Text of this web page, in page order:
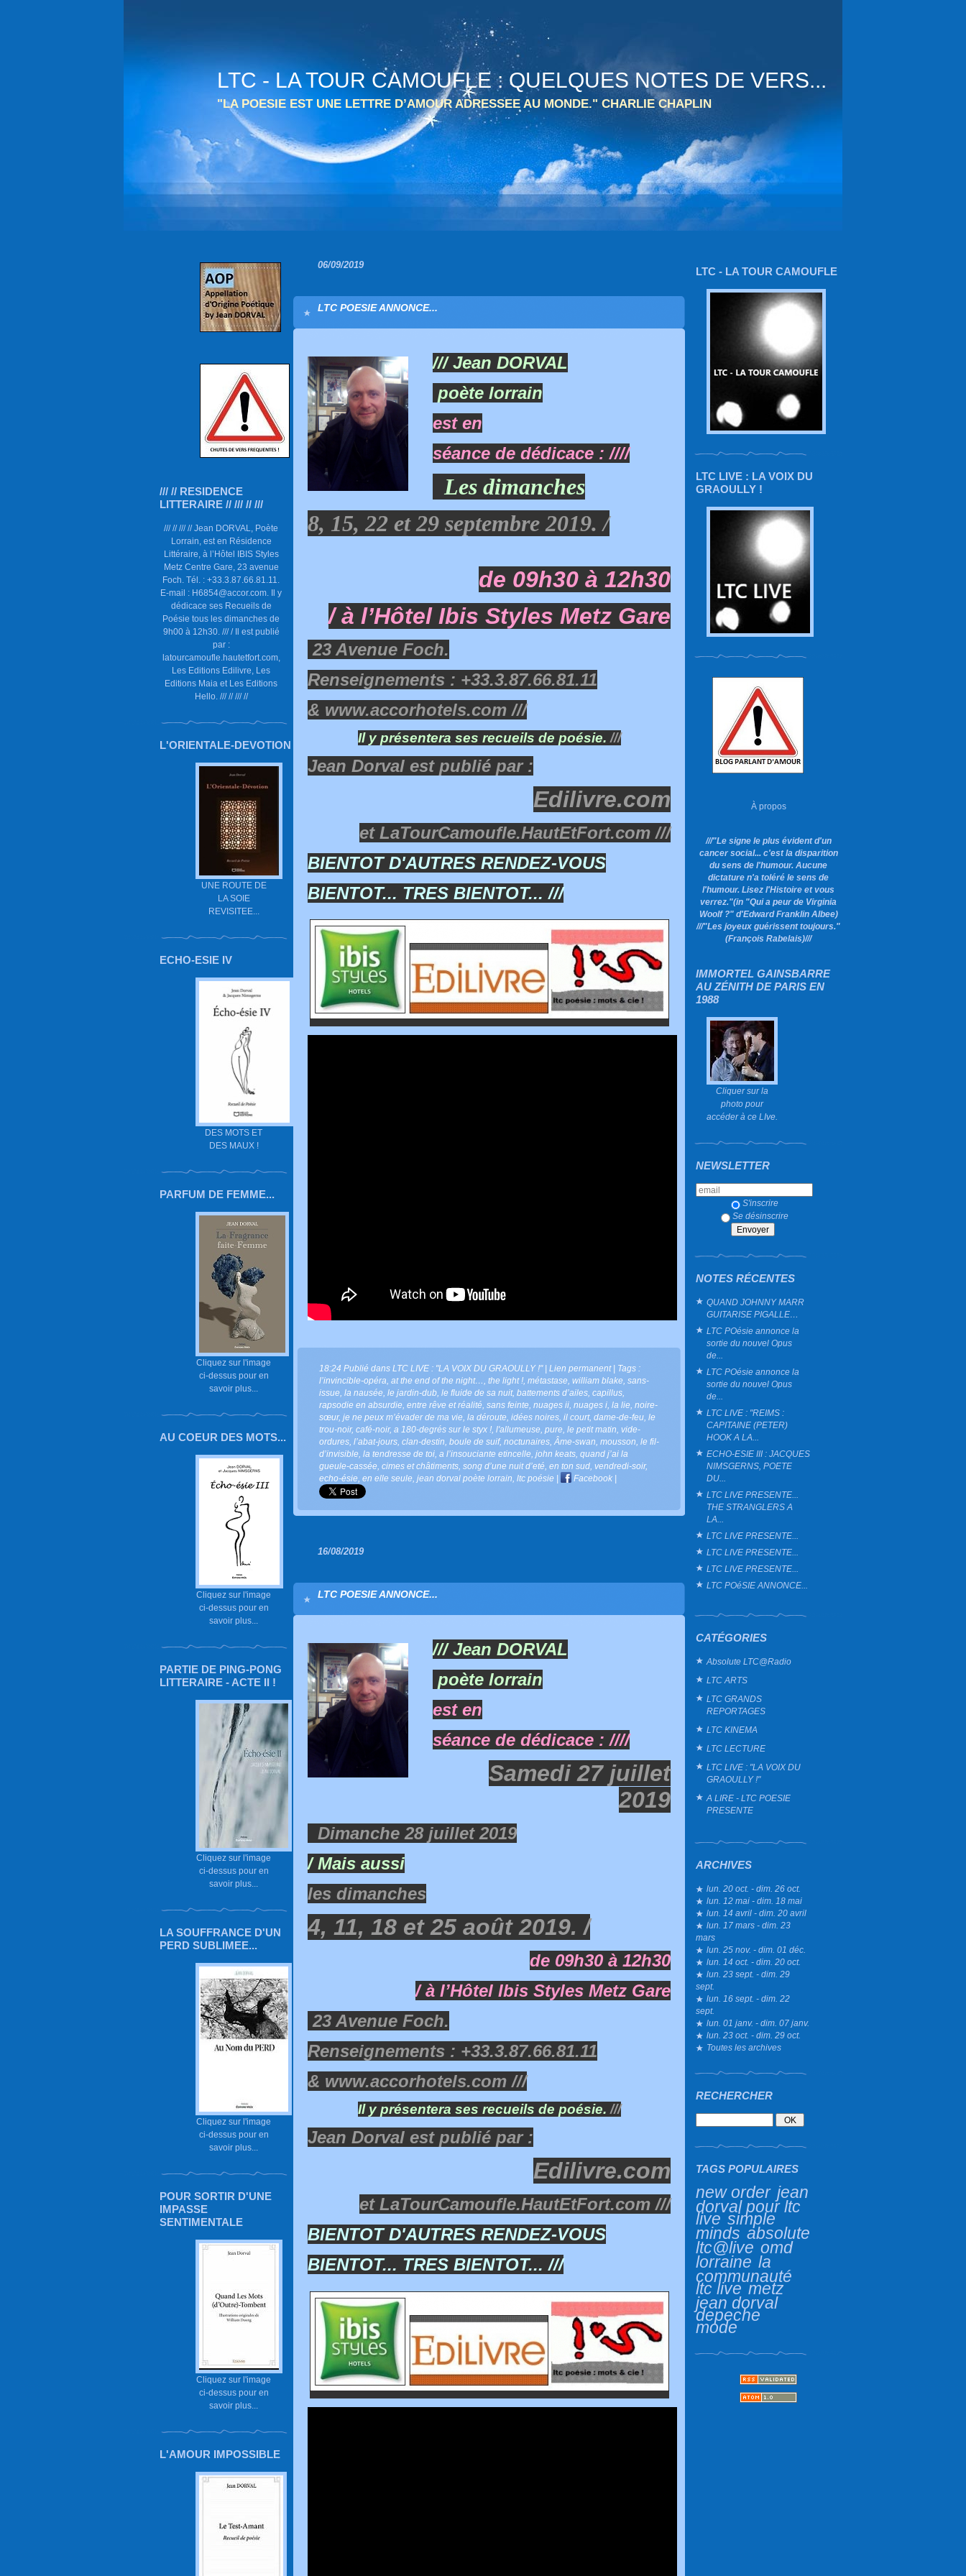
LTC - LA TOUR CAMOUFLE : QUELQUES NOTES DE VERS...
"LA POESIE EST UNE LETTRE D’AMOUR ADRESSEE AU MONDE." CHARLIE CHAPLIN
/// // RESIDENCE
LITTERAIRE // /// // ///
/// // /// // Jean DORVAL, Poète
Lorrain, est en Résidence
Littéraire, à l’Hôtel IBIS Styles
Metz Centre Gare, 23 avenue
Foch. Tél. : +33.3.87.66.81.11.
E-mail : H6854@accor.com. Il y
dédicace ses Recueils de
Poésie tous les dimanches de
9h00 à 12h30. /// / Il est publié
par :
latourcamoufle.hautetfort.com,
Les Editions Edilivre, Les
Editions Maia et Les Editions
Hello. /// // /// //
L'ORIENTALE-DEVOTION
UNE ROUTE DE
LA SOIE
REVISITEE...
ECHO-ESIE IV
DES MOTS ET
DES MAUX !
PARFUM DE FEMME...
Cliquez sur l'image
ci-dessus pour en
savoir plus...
AU COEUR DES MOTS...
Cliquez sur l'image
ci-dessus pour en
savoir plus...
PARTIE DE PING-PONG
LITTERAIRE - ACTE II !
Cliquez sur l'image
ci-dessus pour en
savoir plus...
LA SOUFFRANCE D'UN
PERD SUBLIMEE...
Cliquez sur l'image
ci-dessus pour en
savoir plus...
POUR SORTIR D'UNE
IMPASSE
SENTIMENTALE
Cliquez sur l'image
ci-dessus pour en
savoir plus...
L'AMOUR IMPOSSIBLE
LTC - LA TOUR CAMOUFLE
LTC LIVE : LA VOIX DU
GRAOULLY !
À propos
///"Le signe le plus évident d'un
cancer social... c'est la disparition
du sens de l'humour. Aucune
dictature n'a toléré le sens de
l'humour. Lisez l'Histoire et vous
verrez."(in "Qui a peur de Virginia
Woolf ?"d'Edward Franklin Albee)
///"Les joyeux guérissent toujours."
(François Rabelais)///
IMMORTEL GAINSBARRE
AU ZÉNITH DE PARIS EN
1988
Cliquer sur la
photo pour
accéder à ce LIve.
NEWSLETTER
S'inscrire
Se désinscrire
NOTES RÉCENTES
QUAND JOHNNY MARR
GUITARISE PIGALLE…
LTC POésie annonce la
sortie du nouvel Opus
de...
LTC POésie annonce la
sortie du nouvel Opus
de...
LTC LIVE : "REIMS :
CAPITAINE (PETER)
HOOK A LA...
ECHO-ESIE III : JACQUES
NIMSGERNS, POETE
DU...
LTC LIVE PRESENTE...
THE STRANGLERS A
LA...
LTC LIVE PRESENTE...
LTC LIVE PRESENTE...
LTC LIVE PRESENTE...
LTC POéSIE ANNONCE...
CATÉGORIES
Absolute LTC@Radio
LTC ARTS
LTC GRANDS
REPORTAGES
LTC KINEMA
LTC LECTURE
LTC LIVE : "LA VOIX DU
GRAOULLY !"
A LIRE - LTC POESIE
PRESENTE
ARCHIVES
lun. 20 oct. - dim. 26 oct.
lun. 12 mai - dim. 18 mai
lun. 14 avril - dim. 20 avril
lun. 17 mars - dim. 23
mars
lun. 25 nov. - dim. 01 déc.
lun. 14 oct. - dim. 20 oct.
lun. 23 sept. - dim. 29
sept.
lun. 16 sept. - dim. 22
sept.
lun. 01 janv. - dim. 07 janv.
lun. 23 oct. - dim. 29 oct.
Toutes les archives
RECHERCHER
TAGS POPULAIRES
new order jean
dorval pour ltc
live simple
minds absolute
ltc@live omd
lorraine la
communauté
ltc live metz
jean dorval
depeche
mode
06/09/2019
LTC POESIE ANNONCE...
/// Jean DORVAL
poète lorrain
est en
séance de dédicace : ////
Les dimanches
8, 15, 22 et 29 septembre 2019. /
de 09h30 à 12h30
/ à l’Hôtel Ibis Styles Metz Gare
23 Avenue Foch.
Renseignements : +33.3.87.66.81.11
& www.accorhotels.com ///
Il y présentera ses recueils de poésie. ///
Jean Dorval est publié par :
Edilivre.com
et LaTourCamoufle.HautEtFort.com ///
BIENTOT D'AUTRES RENDEZ-VOUS
BIENTOT... TRES BIENTOT... ///
18:24 Publié dans LTC LIVE : "LA VOIX DU GRAOULLY !"| Lien permanent| Tags :
l’invincible-opéra at the end of the night… the light ! métastase william blake sans-
issue la nausée le jardin-dub le fluide de sa nuit, battements d’ailes capillus
rapsodie en absurdie entre rêve et réalité sans feinte nuages ii nuages i la lie noire-
sœur, je ne peux m’évader de ma vie la déroute idées noires il court, dame-de-feu le
trou-noir, café-noir, a 180-degrés sur le styx ! l'allumeuse pure le petit matin vide-
ordures l’abat-jours clan-destin boule de suif, noctunaires Âme-swan mousson le fil-
d’invisible la tendresse de toi a l’insouciante etincelle john keats quand j’ai la
gueule-cassée cimes et châtiments song d’une nuit d’eté en ton sud vendredi-soir,
echo-ésie en elle seule jean dorval poète lorrain ltc poésie Facebook
16/08/2019
LTC POESIE ANNONCE...
/// Jean DORVAL
poète lorrain
est en
séance de dédicace : ////
Samedi 27 juillet
2019
Dimanche 28 juillet 2019
/ Mais aussi
les dimanches
4, 11, 18 et 25 août 2019. /
de 09h30 à 12h30
/ à l’Hôtel Ibis Styles Metz Gare
23 Avenue Foch.
Renseignements : +33.3.87.66.81.11
& www.accorhotels.com ///
Il y présentera ses recueils de poésie. ///
Jean Dorval est publié par :
Edilivre.com
et LaTourCamoufle.HautEtFort.com ///
BIENTOT D'AUTRES RENDEZ-VOUS
BIENTOT... TRES BIENTOT... ///